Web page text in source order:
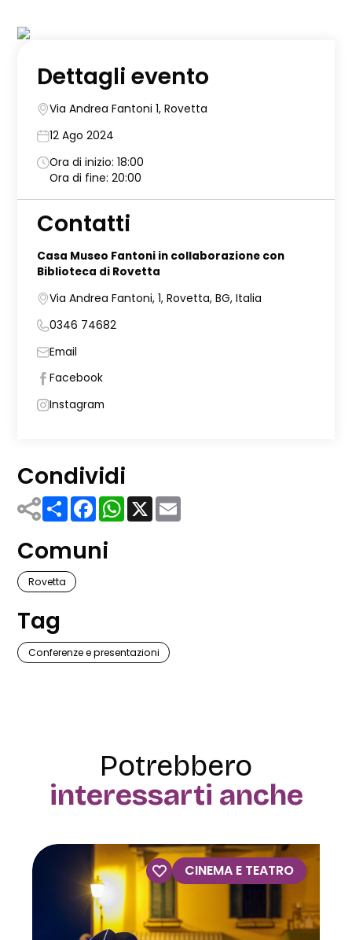
Dettagli evento
Via Andrea Fantoni 1, Rovetta
12 Ago 2024
Ora di inizio: 18:00
Ora di fine: 20:00
Contatti
Casa Museo Fantoni in collaborazione con
Biblioteca di Rovetta
Via Andrea Fantoni, 1, Rovetta, BG, Italia
0346 74682
Email
Facebook
Instagram
Condividi
ShareFacebook
WhatsApp
X
Comuni
Rovetta
Tag
Conferenze e presentazioni
Potrebbero
interessarti anche
VISITE GUIDATE